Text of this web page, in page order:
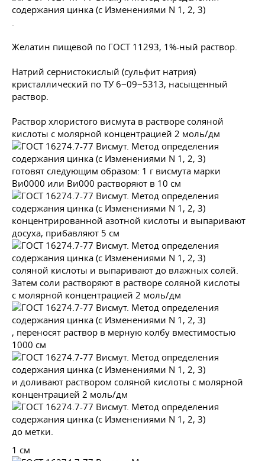
.
Желатин пищевой по ГОСТ 11293, 1%-ный раствор.
Натрий сернистокислый (сульфит натрия)
кристаллический по ТУ 6−09−5313, насыщенный
раствор.
Раствор хлористого висмута в растворе соляной
кислоты с молярной концентрацией 2 моль/дм
готовят следующим образом: 1 г висмута марки
Ви0000 или Ви000 растворяют в 10 см
концентрированной азотной кислоты и выпаривают
досуха, прибавляют 5 см
соляной кислоты и выпаривают до влажных солей.
Затем соли растворяют в растворе соляной кислоты
с молярной концентрацией 2 моль/дм
, переносят раствор в мерную колбу вместимостью
1000 см
и доливают раствором соляной кислоты с молярной
концентрацией 2 моль/дм
до метки.
1 см